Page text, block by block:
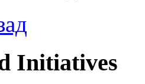
Initiatives